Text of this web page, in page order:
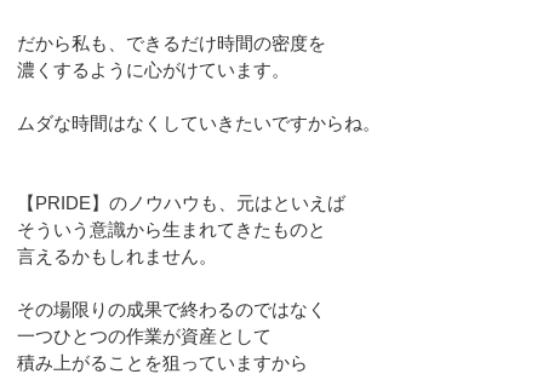
だから私も、できるだけ時間の密度を
濃くするように心がけています。
ムダな時間はなくしていきたいですからね。
【PRIDE】のノウハウも、元はといえば
そういう意識から生まれてきたものと
言えるかもしれません。
その場限りの成果で終わるのではなく
一つひとつの作業が資産として
積み上がることを狙っていますから